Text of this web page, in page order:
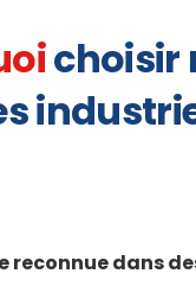
choisir
reconnue dans